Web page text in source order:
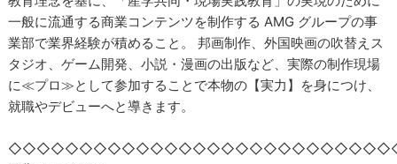
一般に流通する商業コンテンツを制作する AMG グループの事
業部で業界経験が積めること。 邦画制作、外国映画の吹替えス
タジオ、ゲーム開発、小説・漫画の出版など、実際の制作現場
に≪プロ≫として参加することで本物の【実力】を身につけ、
就職やデビューへと導きます。